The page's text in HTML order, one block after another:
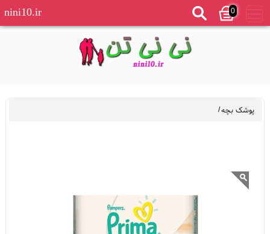
0
nini10.ir
پوشک بچه/